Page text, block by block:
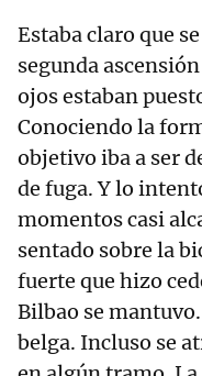
Estaba claro que
segunda
ojos estaban
Conociendo la
objetivo iba a ser
de fuga. Y lo
momentos casi
sentado sobre la
fuerte que hizo
Bilbao se
belga. Incluso se